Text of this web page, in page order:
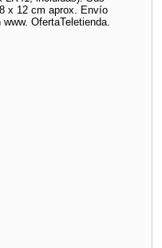
x 12 cm aprox. Envío
OfertaTeletienda.